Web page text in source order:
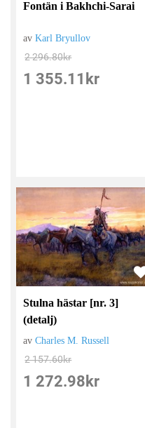
Fontän i Bakhchi-Sarai
avKarl Bryullov
2 296.80kr
1 355.11 kr
Stulna hästar [nr. 3]
(detalj)
avCharles M. Russell
2 157.60kr
1 272.98 kr